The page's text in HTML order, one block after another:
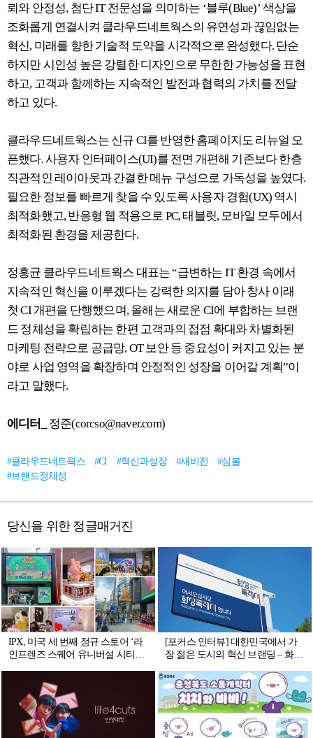
뢰와 안정성, 첨단 IT 전문성을 의미하는 ‘블루(Blue)’ 색상을
조화롭게 연결시켜 클라우드네트웍스의 유연성과 끊임없는
혁신, 미래를 향한 기술적 도약을 시각적으로 완성했다. 단순
하지만 시인성 높은 강렬한 디자인으로 무한한 가능성을 표현
하고, 고객과 함께하는 지속적인 발전과 협력의 가치를 전달
하고 있다.
클라우드네트웍스는 신규 CI를 반영한 홈페이지도 리뉴얼 오
픈했다. 사용자 인터페이스(UI)를 전면 개편해 기존보다 한층
직관적인 레이아웃과 간결한 메뉴 구성으로 가독성을 높였다.
필요한 정보를 빠르게 찾을 수 있도록 사용자 경험(UX) 역시
최적화했고, 반응형 웹 적용으로 PC, 태블릿, 모바일 모두에서
최적화된 환경을 제공한다.
정흥균 클라우드네트웍스 대표는 “급변하는 IT 환경 속에서
지속적인 혁신을 이루겠다는 강력한 의지를 담아 창사 이래
첫 CI 개편을 단행했으며, 올해는 새로운 CI에 부합하는 브랜
드 정체성을 확립하는 한편 고객과의 접점 확대와 차별화된
마케팅 전략으로 공급망, OT 보안 등 중요성이 커지고 있는 분
야로 사업 영역을 확장하며 안정적인 성장을 이어갈 계획”이
라고 말했다.
에디터_ 정준(corcso@naver.com)
#클라우드네트웍스 #CI #혁신과성장 #새비전
#심볼
#브랜드정체성
당신을 위한 정글매거진
IPX, 미국 세 번째 정규 스토어 ‘라
인프렌즈 스퀘어 유니버설 시티워
[포커스 인터뷰] 대한민국에서 가
장 젊은 도시의 혁신 브랜딩 – 화성
전